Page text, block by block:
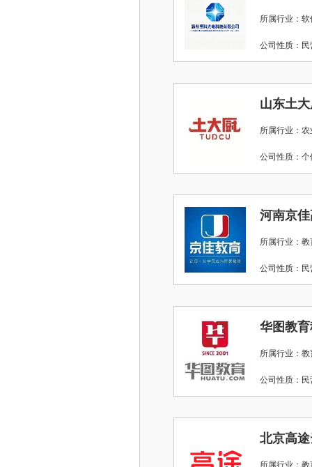
所属行业：
公司性质
山东土
所属行业：农
公司性质：
河南京
所属行业：
公司性质
所属行业：
公司性质
北京高
所属行业：